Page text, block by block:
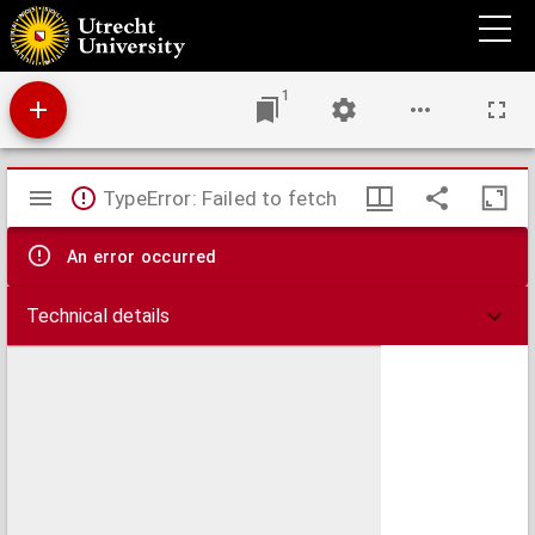
Das gesammte Osmanische Reich so wie die Besitzungen des Pascha's Von Ägypten in
Europa, Asia und Africa : Griechenland, Iran, Afghanistan, Beludschistan, Turan und
Arabien, nebst angrenzenden Theilen von Oesterreich, Russland, und Vorderindien
1
Mirador
viewer
TypeError: Failed to fetch
An error occurred
Technical details